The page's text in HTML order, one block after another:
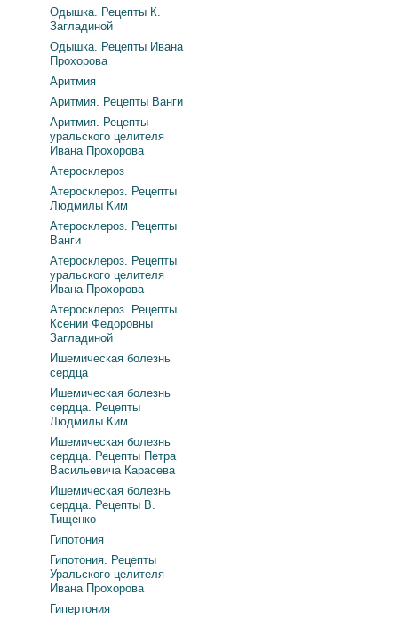
Одышка. Рецепты К.
Загладиной
Одышка. Рецепты Ивана
Прохорова
Аритмия
Аритмия. Рецепты Ванги
Аритмия. Рецепты
уральского целителя
Ивана Прохорова
Атеросклероз
Атеросклероз. Рецепты
Людмилы Ким
Атеросклероз. Рецепты
Ванги
Атеросклероз. Рецепты
уральского целителя
Ивана Прохорова
Атеросклероз. Рецепты
Ксении Федоровны
Загладиной
Ишемическая болезнь
сердца
Ишемическая болезнь
сердца. Рецепты
Людмилы Ким
Ишемическая болезнь
сердца. Рецепты Петра
Васильевича Карасева
Ишемическая болезнь
сердца. Рецепты В.
Тищенко
Гипотония
Гипотония. Рецепты
Уральского целителя
Ивана Прохорова
Гипертония